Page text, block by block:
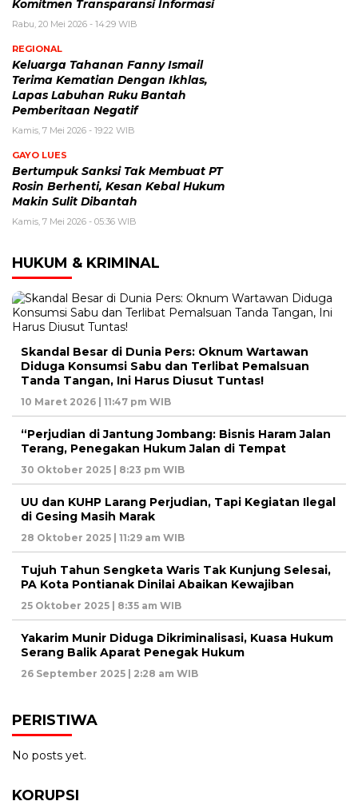
Komitmen Transparansi Informasi
Rabu, 20 Mei 2026 - 14:29 WIB
REGIONAL
Keluarga Tahanan Fanny Ismail
Terima Kematian Dengan Ikhlas,
Lapas Labuhan Ruku Bantah
Pemberitaan Negatif
Kamis, 7 Mei 2026 - 19:22 WIB
GAYO LUES
Bertumpuk Sanksi Tak Membuat PT
Rosin Berhenti, Kesan Kebal Hukum
Makin Sulit Dibantah
Kamis, 7 Mei 2026 - 05:36 WIB
HUKUM & KRIMINAL
Skandal Besar di Dunia Pers: Oknum Wartawan
Diduga Konsumsi Sabu dan Terlibat Pemalsuan
Tanda Tangan, Ini Harus Diusut Tuntas!
10 Maret 2026 | 11:47 pm WIB
“Perjudian di Jantung Jombang: Bisnis Haram Jalan
Terang, Penegakan Hukum Jalan di Tempat
30 Oktober 2025 | 8:23 pm WIB
UU dan KUHP Larang Perjudian, Tapi Kegiatan Ilegal
di Gesing Masih Marak
28 Oktober 2025 | 11:29 am WIB
Tujuh Tahun Sengketa Waris Tak Kunjung Selesai,
PA Kota Pontianak Dinilai Abaikan Kewajiban
25 Oktober 2025 | 8:35 am WIB
Yakarim Munir Diduga Dikriminalisasi, Kuasa Hukum
Serang Balik Aparat Penegak Hukum
26 September 2025 | 2:28 am WIB
PERISTIWA
No posts yet.
KORUPSI